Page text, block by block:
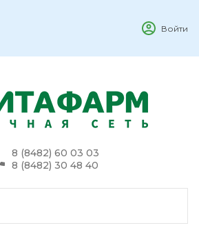
Войти
8 (8482) 60 03 03
8 (8482) 30 48 40